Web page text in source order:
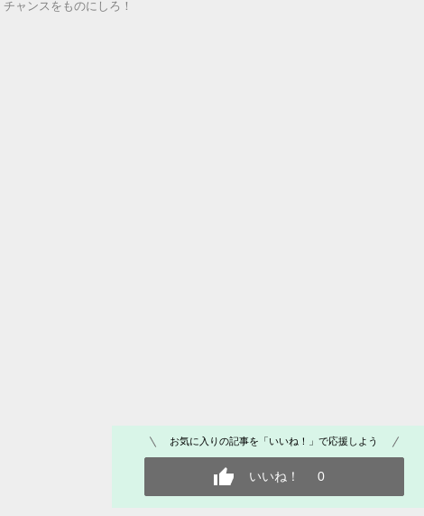
チャンスをものにしろ！
お気に入りの記事を「いいね！」で応援しよう
いいね！ 0